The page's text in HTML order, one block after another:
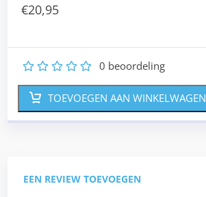
€20,95
5
4
3
2 0 beoordeling
TOEVOEGEN AAN WINKELWAGEN
EEN REVIEW TOEVOEGEN